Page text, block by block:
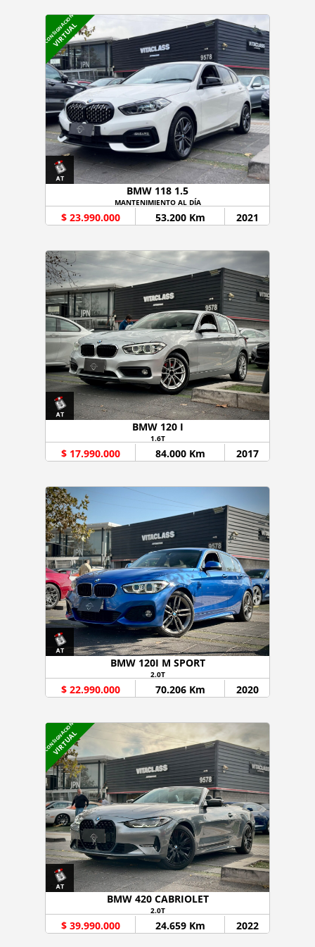
CONSIGNACION
VIRTUAL
BMW 118 1.5
MANTENIMIENTO AL DÍA
$ 23.990.000 53.200 Km 2021
BMW 120 I
1.6T
$ 17.990.000 84.000 Km 2017
BMW 120I M SPORT
2.0T
$ 22.990.000 70.206 Km 2020
CONSIGNACION
VIRTUAL
BMW 420 CABRIOLET
2.0T
$ 39.990.000 24.659 Km 2022